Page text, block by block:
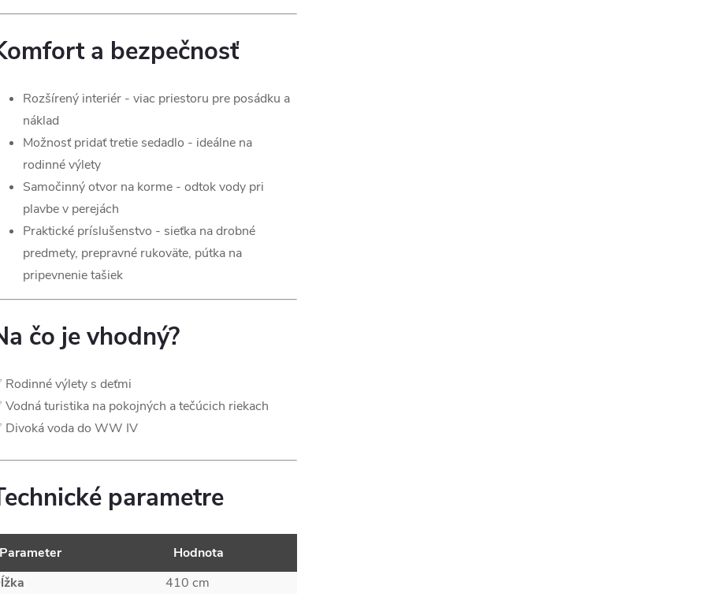
a bezpečnosť
Rozšírený interiér - viac priestoru pre posádku a
náklad
Možnosť pridať tretie sedadlo - ideálne na
rodinné výlety
Samočinný otvor na korme - odtok vody pri
plavbe v perejách
Praktické príslušenstvo - sieťka na drobné
predmety, prepravné rukoväte, pútka na
pripevnenie tašiek
čo je vhodný?
Rodinné výlety s deťmi
Vodná turistika na pokojných a tečúcich riekach
Divoká voda do WW IV
parametre
Parameter
Hodnota
410 cm